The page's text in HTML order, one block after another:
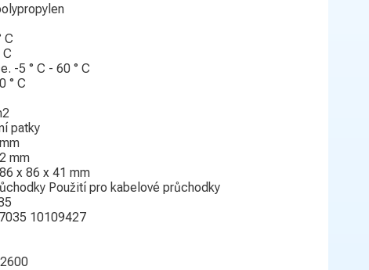
C
C
-5 ° C - 60 ° C
° C
patky
mm
x 86 x 41 mm
Použití pro kabelové průchodky
10109427